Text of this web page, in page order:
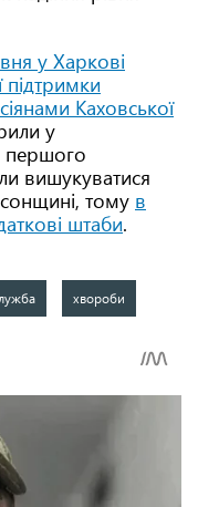
у Харкові
Каховської
у
першого
вишукуватися
тому в
штаби.
хвороби